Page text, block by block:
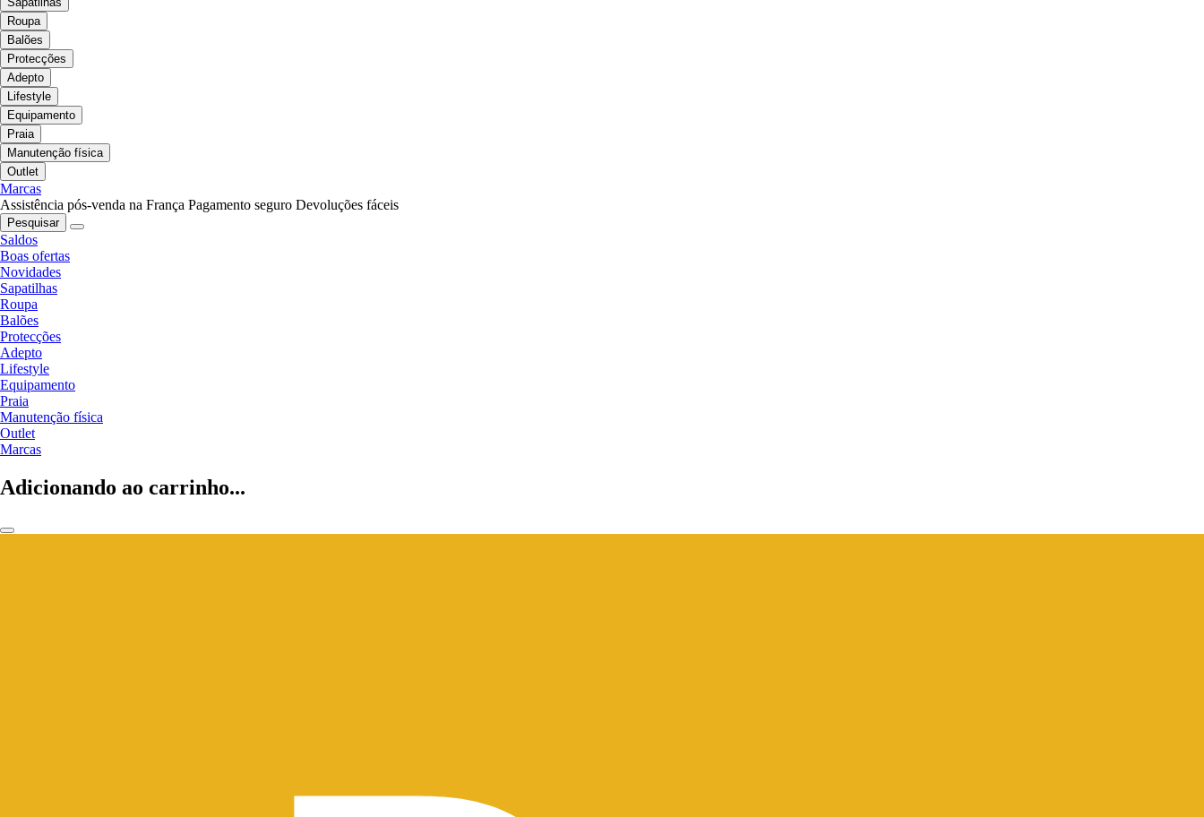
Roupa
Balões
Protecções
Adepto
Lifestyle
Equipamento
Praia
Manutenção física
Outlet
Marcas
Assistência pós-venda na França Pagamento seguro Devoluções fáceis
Pesquisar
Saldos
Boas ofertas
Novidades
Sapatilhas
Roupa
Balões
Protecções
Adepto
Lifestyle
Equipamento
Praia
Manutenção física
Outlet
Marcas
Adicionando ao carrinho...